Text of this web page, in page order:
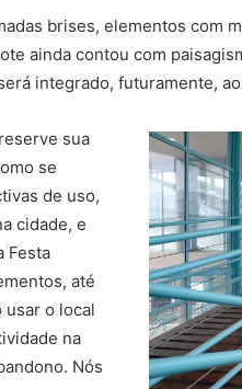
brises, elementos com
ainda contou com
integrado, futuramente,
sua
se
de uso,
cidade, e
Festa
até
usar o local
na
Nós